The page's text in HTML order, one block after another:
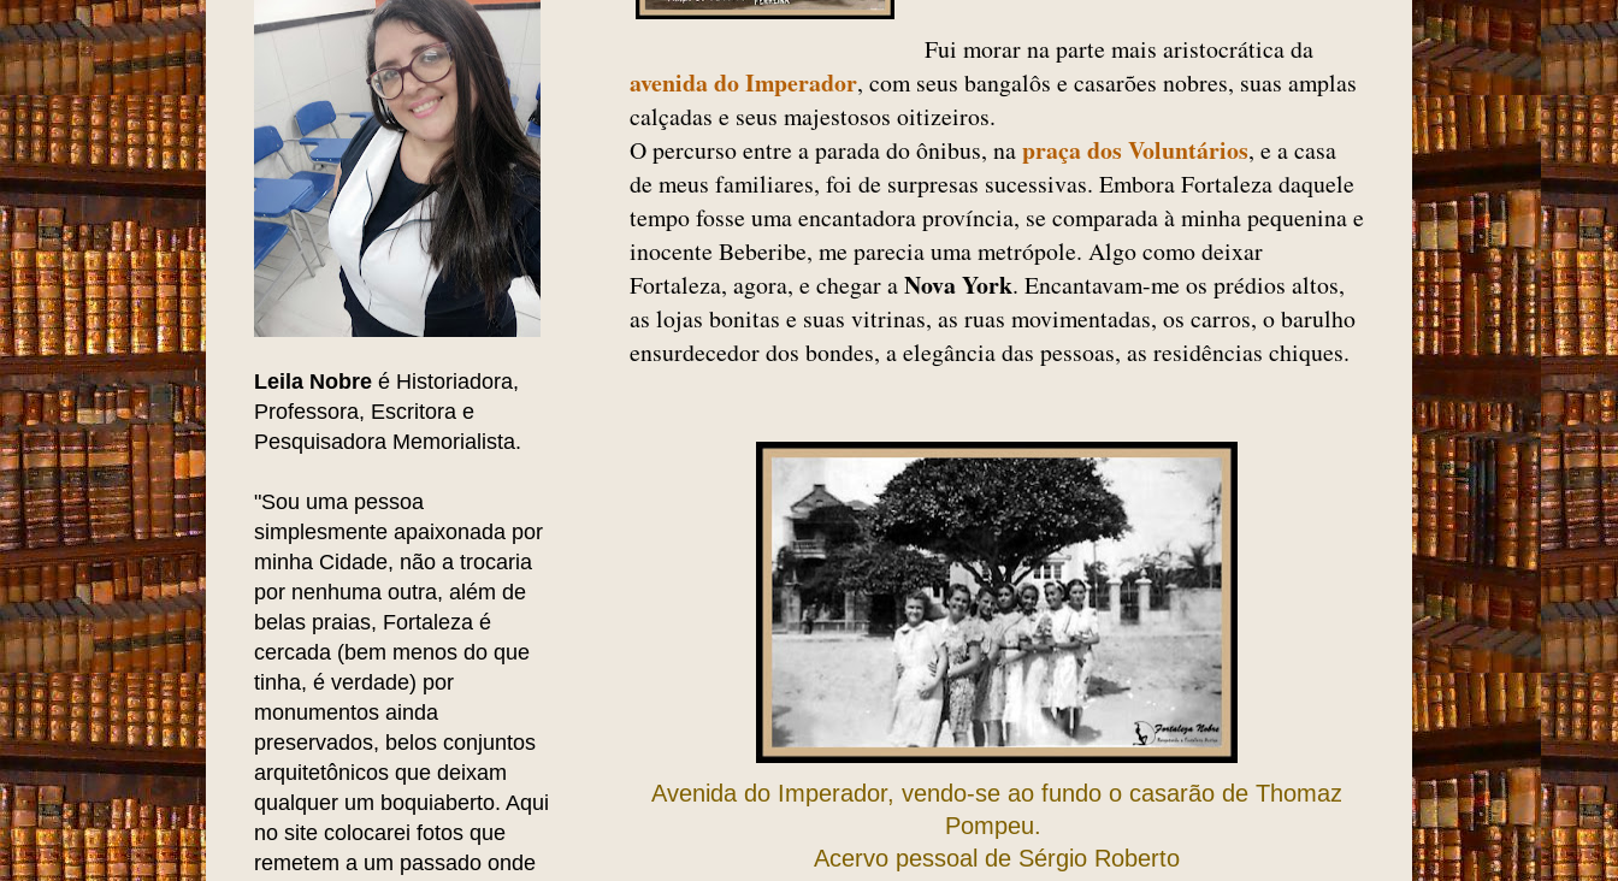
Fui morar na parte mais aristocrática da
avenida do Imperador, com seus bangalôs e casarões nobres, suas amplas
calçadas e seus majestosos oitizeiros.
O percurso entre a parada do ônibus, napraça dos Voluntários, e a casa
de meus familiares, foi de surpresas sucessivas. Embora Fortaleza daquele
tempo fosse uma encantadora província, se comparada à minha pequenina e
inocente Beberibe, me parecia uma metrópole. Algo como deixar
Fortaleza, agora, e chegar aNova York. Encantavam-me os prédios altos,
as lojas bonitas e suas vitrinas, as ruas movimentadas, os carros, o barulho
ensurdecedor dos bondes, a elegância das pessoas, as residências chiques.
Avenida do Imperador, vendo-se ao fundo o casarão de Thomaz
Pompeu.
Acervo pessoal de Sérgio Roberto
Leila Nobre é Historiadora,
Professora, Escritora e
Pesquisadora Memorialista.
"Sou uma pessoa
simplesmente apaixonada por
minha Cidade, não a trocaria
por nenhuma outra, além de
belas praias, Fortaleza é
cercada (bem menos do que
tinha, é verdade) por
monumentos ainda
preservados, belos conjuntos
arquitetônicos que deixam
qualquer um boquiaberto. Aqui
no site colocarei fotos que
remetem a um passado onde